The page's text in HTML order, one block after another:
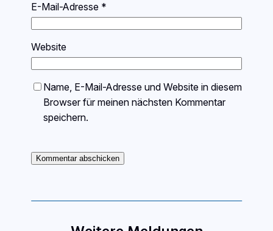
E-Mail-Adresse *
Website
Name, E-Mail-Adresse und Website in diesem
Browser für meinen nächsten Kommentar
speichern.